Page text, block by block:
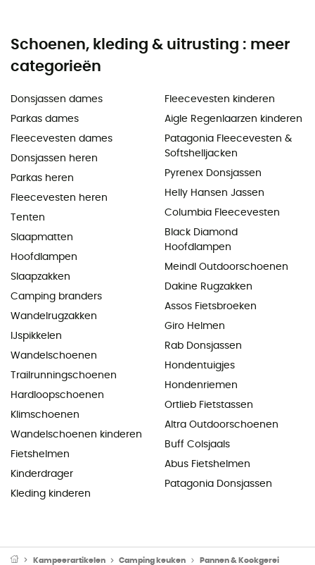
Schoenen, kleding & uitrusting : meer
categorieën
Donsjassen dames
Parkas dames
Fleecevesten dames
Donsjassen heren
Parkas heren
Fleecevesten heren
Tenten
Slaapmatten
Hoofdlampen
Slaapzakken
Camping branders
Wandelrugzakken
IJspikkelen
Wandelschoenen
Trailrunningschoenen
Hardloopschoenen
Klimschoenen
Wandelschoenen kinderen
Fietshelmen
Kinderdrager
Kleding kinderen
Fleecevesten kinderen
Aigle Regenlaarzen kinderen
Patagonia Fleecevesten &
Softshelljacken
Pyrenex Donsjassen
Helly Hansen Jassen
Columbia Fleecevesten
Black Diamond
Hoofdlampen
Meindl Outdoorschoenen
Dakine Rugzakken
Assos Fietsbroeken
Giro Helmen
Rab Donsjassen
Hondentuigjes
Hondenriemen
Ortlieb Fietstassen
Altra Outdoorschoenen
Buff Colsjaals
Abus Fietshelmen
Patagonia Donsjassen
Kampeerartikelen Camping keuken Pannen & Kookgerei